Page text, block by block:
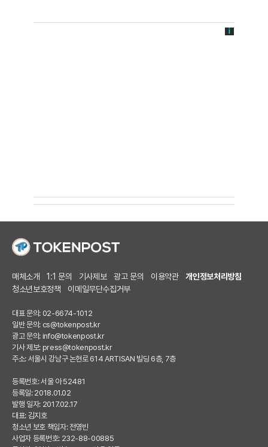
매체소개 1:1 문의 기사제보 광고 문의 이용약관
개인정보처리방침
청소년보호정책
이메일무단수집거부
대표 문의: 02-6674-1012
일반 문의: cs@tokenpost.kr
광고 문의: info@tokenpost.kr
기사 제보: press@tokenpost.kr
주소: 서울시 강남구 논현로 614 ARTISAN 빌딩 6층, 7층
등록번호: 서울 아 52481
등록일: 2018.01.02
발행 일자: 2017.02.17
대표: 김지호
청소년 보호 책임자: 전영빈
사업자 등록번호: 232-88-00885